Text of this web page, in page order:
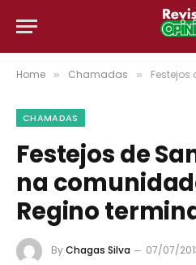
Home » Chamadas » Festejos de
CHAMADAS
Festejos de
na
Regino
ByChagas Silva 07/07/